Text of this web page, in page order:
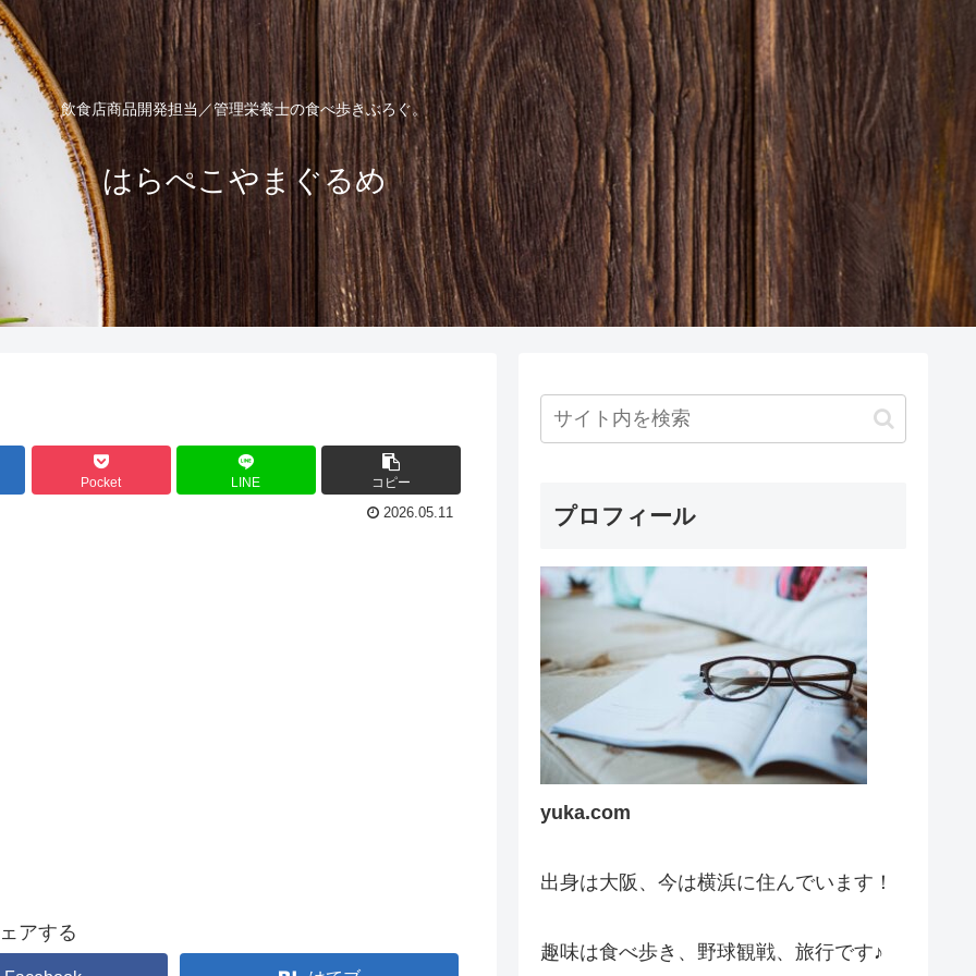
飲食店商品開発担当／管理栄養士の食べ歩きぶろぐ。
はらぺこやまぐるめ
Pocket LINE コピー
2026.05.11
アする
プロフィール
yuka.com
出身は大阪、今は横浜に住んでいます！
趣味は食べ歩き、野球観戦、旅行です♪